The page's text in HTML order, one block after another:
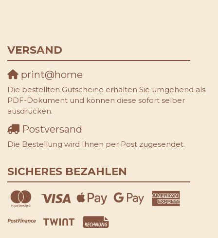
VERSAND
print@home
Die bestellten Gutscheine erhalten Sie umgehend als
PDF-Dokument und können diese sofort selber
ausdrucken.
Postversand
Die Bestellung wird Ihnen per Post zugesendet.
SICHERES BEZAHLEN